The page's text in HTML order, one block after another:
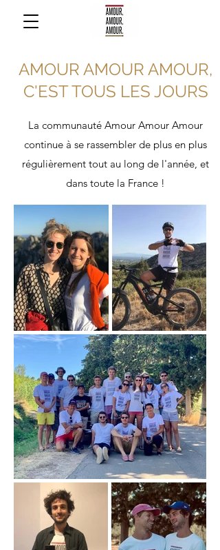
AMOUR AMOUR AMOUR,
C'EST TOUS LES JOURS
La communauté Amour Amour Amour
continue à se rassembler de plus en plus
régulièrement tout au long de l'année, et
dans toute la France !